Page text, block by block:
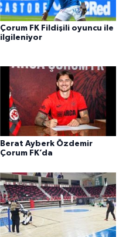
Çorum FK Fildişili oyuncu ile
ilgileniyor
Berat Ayberk Özdemir
Çorum FK’da